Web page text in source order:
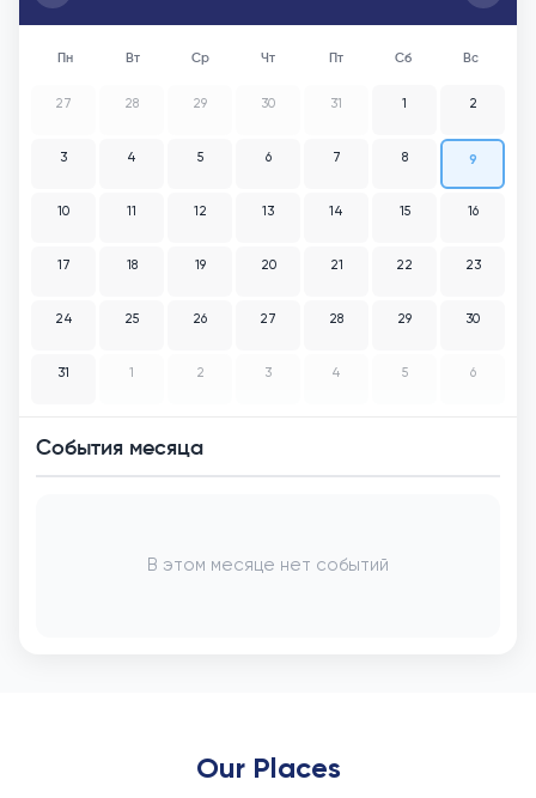
Пн Вт Ср Чт Пт Сб Вс
27 28 29 30 31 1 2
3 4 5 6 7 8 9
10 11 12 13 14 15 16
17 18 19 20 21 22 23
24 25 26 27 28 29 30
31 1 2 3 4 5 6
События месяца
В этом месяце нет событий
Our Places